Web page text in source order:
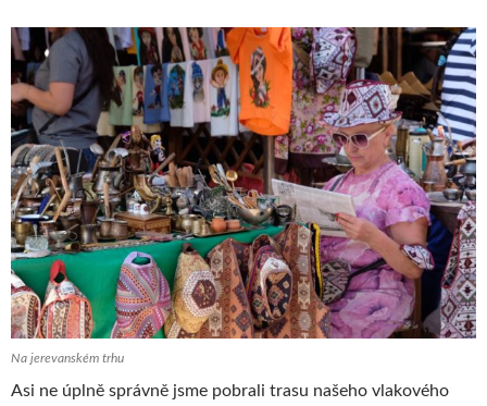
Na jerevanském trhu
Asi ne úplně správně jsme pobrali trasu našeho vlakového